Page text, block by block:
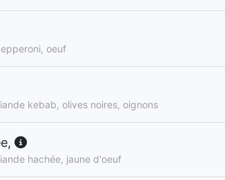
oeuf
kebab, olives noires, oignons
hachée, jaune d'oeuf